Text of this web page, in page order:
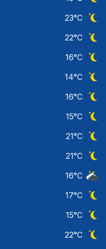
23°C
22°C
16°C
14°C
16°C
15°C
21°C
21°C
16°C
17°C
15°C
22°C